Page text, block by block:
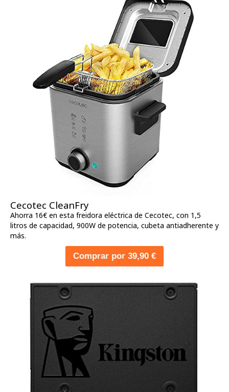
Cecotec CleanFry
Ahorra 16€ en esta freidora eléctrica de Cecotec, con 1,5
litros de capacidad, 900W de potencia, cubeta antiadherente y
más.
Comprar por 39,90 €